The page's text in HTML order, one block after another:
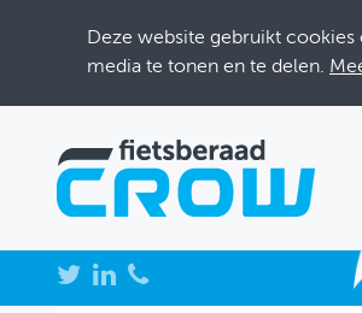
Deze website gebruikt
media te tonen en te delen.
NIEUWS